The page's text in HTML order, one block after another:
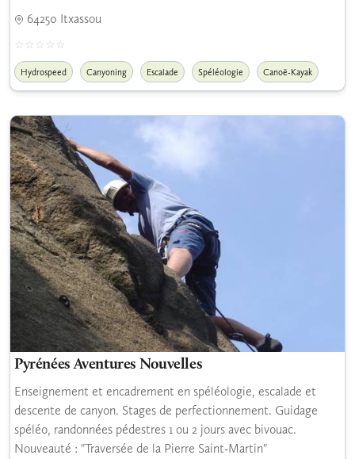
64250 Itxassou
Hydrospeed Canyoning Escalade Spéléologie Canoë-Kayak
Pyrénées Aventures Nouvelles
Enseignement et encadrement en spéléologie, escalade et
descente de canyon. Stages de perfectionnement. Guidage
spéléo, randonnées pédestres 1 ou 2 jours avec bivouac.
Nouveauté : "Traversée de la Pierre Saint-Martin"